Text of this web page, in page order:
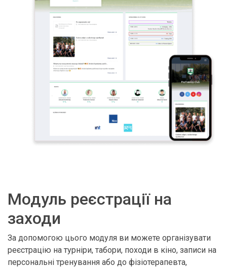
Модуль реєстрації на
заходи
За допомогою цього модуля ви можете організувати
реєстрацію на турніри, табори, походи в кіно, записи на
персональні тренування або до фізіотерапевта,